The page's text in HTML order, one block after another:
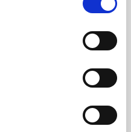
SupraBazar